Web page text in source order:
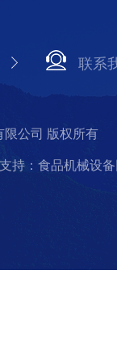
联系
公司 版权所有
持：食品机械设